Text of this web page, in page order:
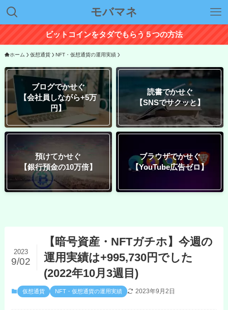
モバマネ
ビットコインをタダでもらう５つの方法
ホーム 仮想通貨 NFT・仮想通貨の運用実績
ブログでかせぐ
【会社員しながら+5万
円】
読書でかせぐ
【SNSでサクッと】
預けてかせぐ
【銀行預金の10万倍】
ブラウザでかせぐ
【YouTube広告ゼロ】
【暗号資産・NFTガチホ】今週の
運用実績は+995,730円でした
(2022年10月3週目)
2023
9/02
仮想通貨 NFT・仮想通貨の運用実績 2023年9月2日